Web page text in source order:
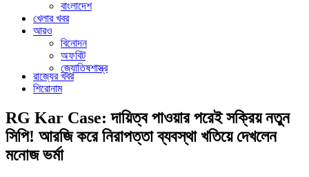
বাংলাদেশ
খেলার খবর
আরও
বিনোদন
অফবিট
জ্যোতিষশাস্ত্র
রাজ্যের খবর
শিরোনাম
RG Kar Case: দায়িত্ব পাওয়ার পরেই সক্রিয় নতুন
সিপি! আরজি করে নিরাপত্তা ব্যবস্থা খতিয়ে দেখলেন
মনোজ ভর্মা